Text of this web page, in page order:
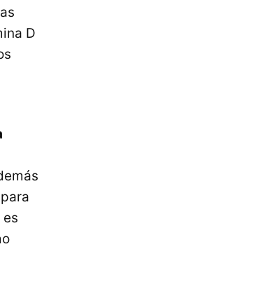
D